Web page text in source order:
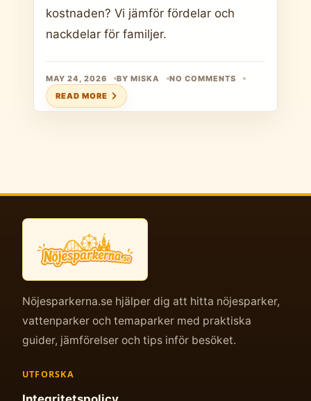
kostnaden? Vi jämför fördelar och
nackdelar för familjer.
MAY 24, 2026 BY MISKA
NO COMMENTS
READ MORE
Nöjesparkerna.se hjälper dig att hitta nöjesparker,
vattenparker och temaparker med praktiska
guider, jämförelser och tips inför besöket.
UTFORSKA